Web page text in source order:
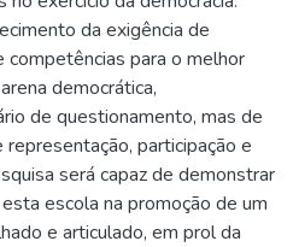
da exigência de
competências para o melhor
democrática,
de questionamento, mas de
participação e
será capaz de demonstrar
escola na promoção de um
e articulado, em prol da